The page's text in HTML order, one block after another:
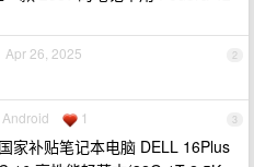
2
Apr 26, 2025
3
1
家补贴笔记本电脑 DELL 16Plus